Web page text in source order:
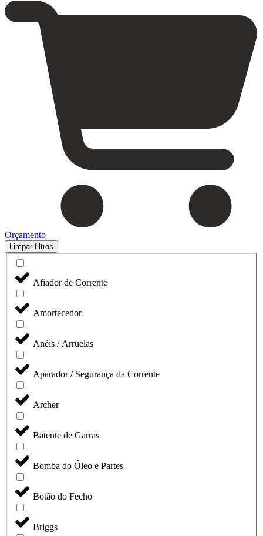
Orçamento
Limpar filtros
Afiador de Corrente
Amortecedor
Anéis / Arruelas
Aparador / Segurança da Corrente
Archer
Batente de Garras
Bomba do Óleo e Partes
Botão do Fecho
Briggs